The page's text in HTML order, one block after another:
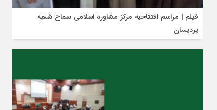
فیلم | مراسم افتتاحیه مرکز مشاوره اسلامی سماح شعبه
پردیسان